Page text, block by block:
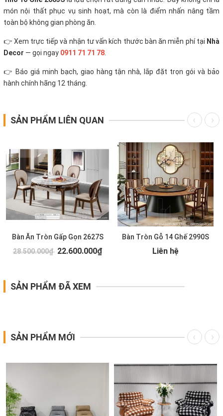
món nội thất phục vụ sinh hoạt, mà còn là điểm nhấn nâng tầm
toàn bộ không gian phòng ăn.
👉 Xem trực tiếp và nhận tư vấn kích thước bàn ăn miễn phí tại Nhà
Decor — gọi ngay 0911 71 71 78
👉 Báo giá minh bạch, giao hàng tận nhà, lắp đặt trọn gói và bảo
hành chính hãng 12 tháng.
SẢN PHẨM LIÊN QUAN
Bàn Ăn Tròn Gấp Gọn 2627S
28.500.000₫ 22.600.000₫
Bàn Tròn Gỗ 14 Ghế 2990S
Liên hệ
SẢN PHẨM ĐÃ XEM
SẢN PHẨM MỚI